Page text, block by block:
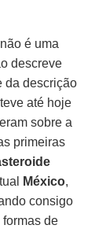
é uma
descreve
da descrição
até hoje
sobre a
primeiras
México,
consigo
de